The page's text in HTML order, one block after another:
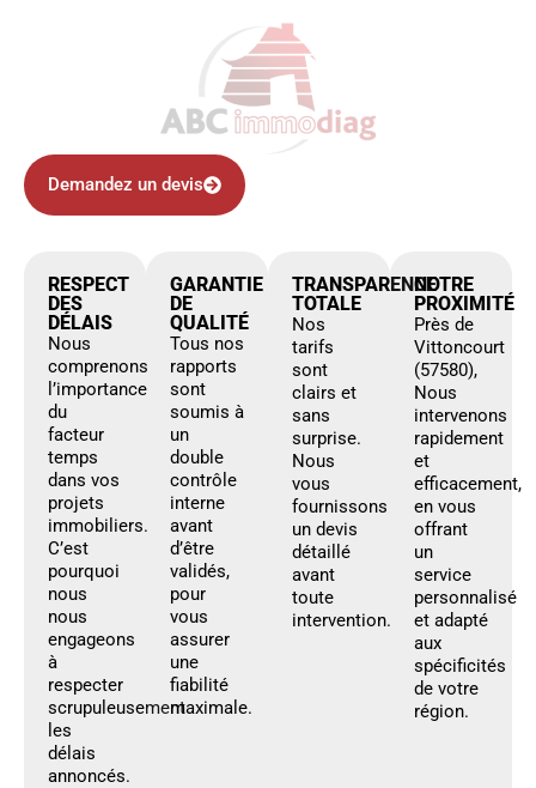
Demandez un devis
RESPECT
DES
DÉLAIS
Nous
comprenons
l’importance
du
facteur
temps
dans vos
projets
immobiliers.
C’est
pourquoi
nous
nous
engageons
à
respecter
scrupuleusement
les
délais
annoncés.
GARANTIE
DE
QUALITÉ
Tous nos
rapports
sont
soumis à
un
double
contrôle
interne
avant
d’être
validés,
pour
vous
assurer
une
fiabilité
maximale.
TRANSPARENCE
TOTALE
Nos
tarifs
sont
clairs et
sans
surprise.
Nous
vous
fournissons
un devis
détaillé
avant
toute
intervention.
NOTRE
PROXIMITÉ
Près de
Vittoncourt
(57580),
Nous
intervenons
rapidement
et
efficacement,
en vous
offrant
un
service
personnalisé
et adapté
aux
spécificités
de votre
région.